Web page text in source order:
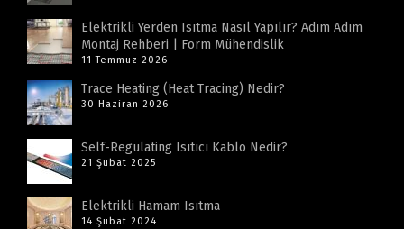
Elektrikli Yerden Isıtma Nasıl Yapılır? Adım Adım
Montaj Rehberi | Form Mühendislik
11 Temmuz 2026
Trace Heating (Heat Tracing) Nedir?
30 Haziran 2026
Self-Regulating Isıtıcı Kablo Nedir?
21 Şubat 2025
Elektrikli Hamam Isıtma
14 Şubat 2024